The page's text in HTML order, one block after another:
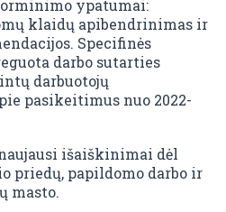
ypatumai:
klaidų apibendrinimas ir
Specifinės
darbo sutarties
darbuotojų
pasikeitimus nuo 2022-
išaiškinimai dėl
priedų, papildomo darbo ir
masto.